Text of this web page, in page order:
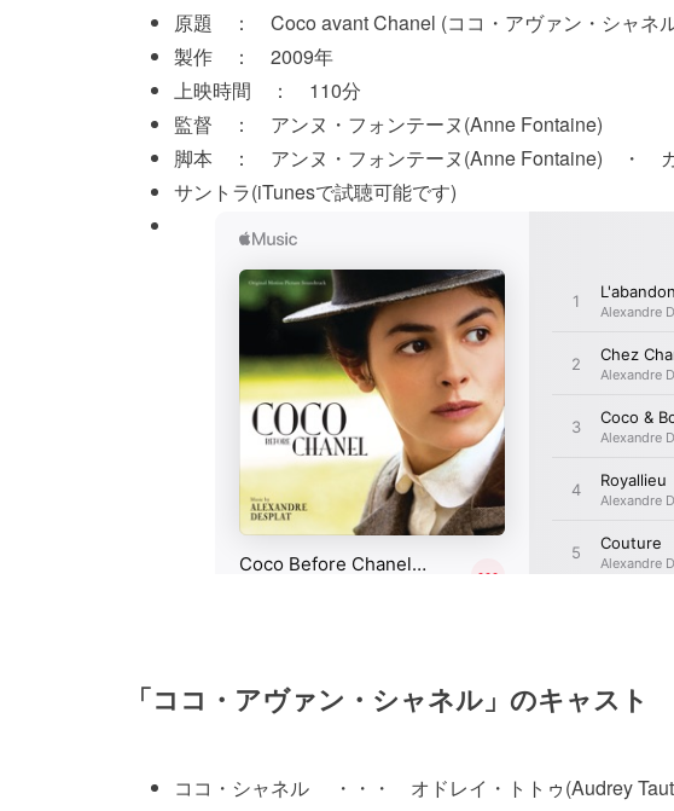
原題 ： Coco avant Chanel (ココ・アヴァン・シャネ
製作 ： 2009年
上映時間 ： 110分
監督 ： アンヌ・フォンテーヌ(Anne Fontaine)
脚本 ： アンヌ・フォンテーヌ(Anne Fontaine) ・ カ
サントラ(iTunesで試聴可能です)
「ココ・アヴァン・シャネル」のキャスト
ココ・シャネル ・・・ オドレイ・トトゥ(Audrey